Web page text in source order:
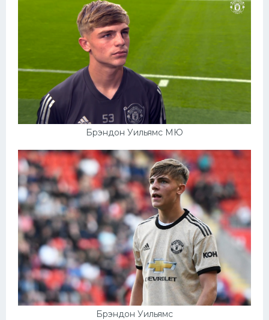
Брэндон Уильямс МЮ
Брэндон Уильямс